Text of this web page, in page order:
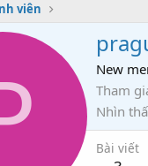
viên
New
Tham
Nhìn
Bài viết